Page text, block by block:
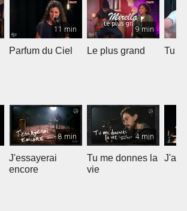
11 min
Parfum du Ciel
9 min
Le plus grand Tu
8 min
J'essayerai
encore
4 min
Tu me donnes la
vie
J'ai